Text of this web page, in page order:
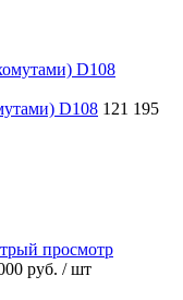
D108 121 195
просмотр
руб. / шт